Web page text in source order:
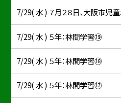
7/29( 水 ) ７月２８日、大阪市児
7/29( 水 ) ５年：林間学習⑲
7/29( 水 ) ５年：林間学習⑱
7/29( 水 ) ５年：林間学習⑰